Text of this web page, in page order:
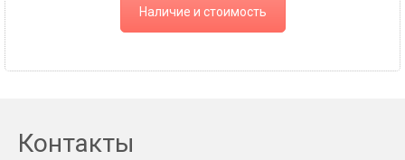
Наличие и стоимость
Контакты